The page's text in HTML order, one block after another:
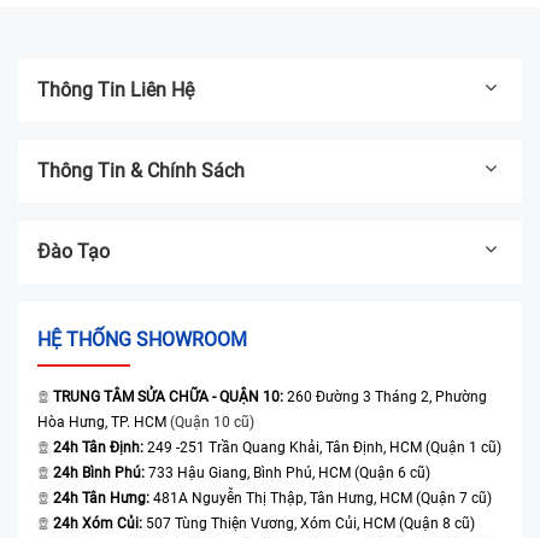
Thông Tin Liên Hệ
Thông Tin & Chính Sách
Đào Tạo
HỆ THỐNG SHOWROOM
TRUNG TÂM SỬA CHỮA - QUẬN 10: 260 Đường 3 Tháng 2, Phường
Hòa Hưng, TP. HCM (Quận 10 cũ)
24h Tân Định: 249 -251 Trần Quang Khải, Tân Định, HCM (Quận 1 cũ)
24h Bình Phú: 733 Hậu Giang, Bình Phú, HCM (Quận 6 cũ)
24h Tân Hưng: 481A Nguyễn Thị Thập, Tân Hưng, HCM (Quận 7 cũ)
24h Xóm Củi: 507 Tùng Thiện Vương, Xóm Củi, HCM (Quận 8 cũ)